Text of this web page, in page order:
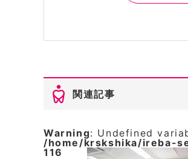
関連記事
Warning: Undefined
/home/krskshika/ireba-
116